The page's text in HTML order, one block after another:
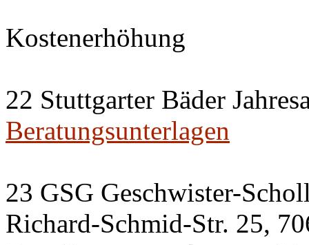
Kostenerhöhung
22 Stuttgarter Bäder
Beratungsunterlagen
23 GSG Geschwister-
Richard-Schmid-Str. 25,